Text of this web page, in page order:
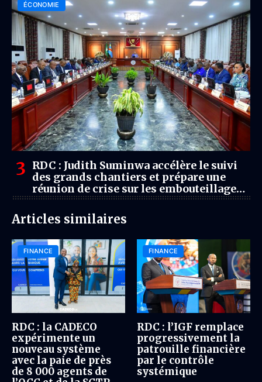
ÉCONOMIE
RDC : Judith Suminwa accélère le suivi
des grands chantiers et prépare une
réunion de crise sur les embouteillages à
Kinshasa
Articles similaires
FINANCE
RDC : la CADECO
expérimente un
nouveau système
avec la paie de près
de 8 000 agents de
FINANCE
RDC : l’IGF remplace
progressivement la
patrouille financière
par le contrôle
systémique